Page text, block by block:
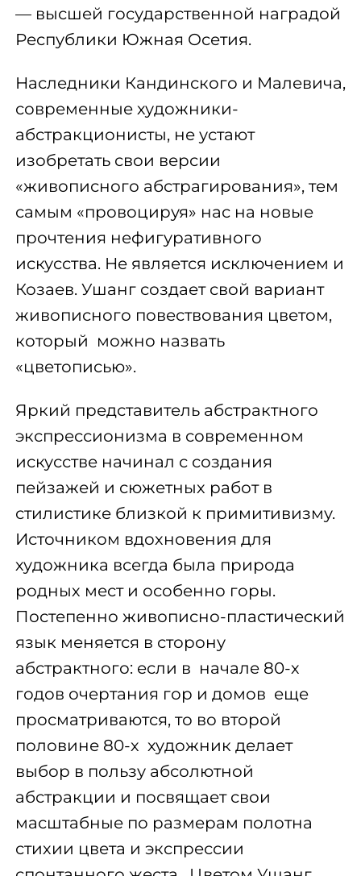
— высшей государственной наградой
Республики Южная Осетия.
Наследники Кандинского и Малевича,
современные художники-
абстракционисты, не устают
изобретать свои версии
«живописного абстрагирования», тем
самым «провоцируя» нас на новые
прочтения нефигуративного
искусства. Не является исключением и
Козаев. Ушанг создает свой вариант
живописного повествования цветом,
который можно назвать
«цветописью».
Яркий представитель абстрактного
экспрессионизма в современном
искусстве начинал с создания
пейзажей и сюжетных работ в
стилистике близкой к примитивизму.
Источником вдохновения для
художника всегда была природа
родных мест и особенно горы.
Постепенно живописно-пластический
язык меняется в сторону
абстрактного: если в начале 80-х
годов очертания гор и домов еще
просматриваются, то во второй
половине 80-х художник делает
выбор в пользу абсолютной
абстракции и посвящает свои
масштабные по размерам полотна
стихии цвета и экспрессии